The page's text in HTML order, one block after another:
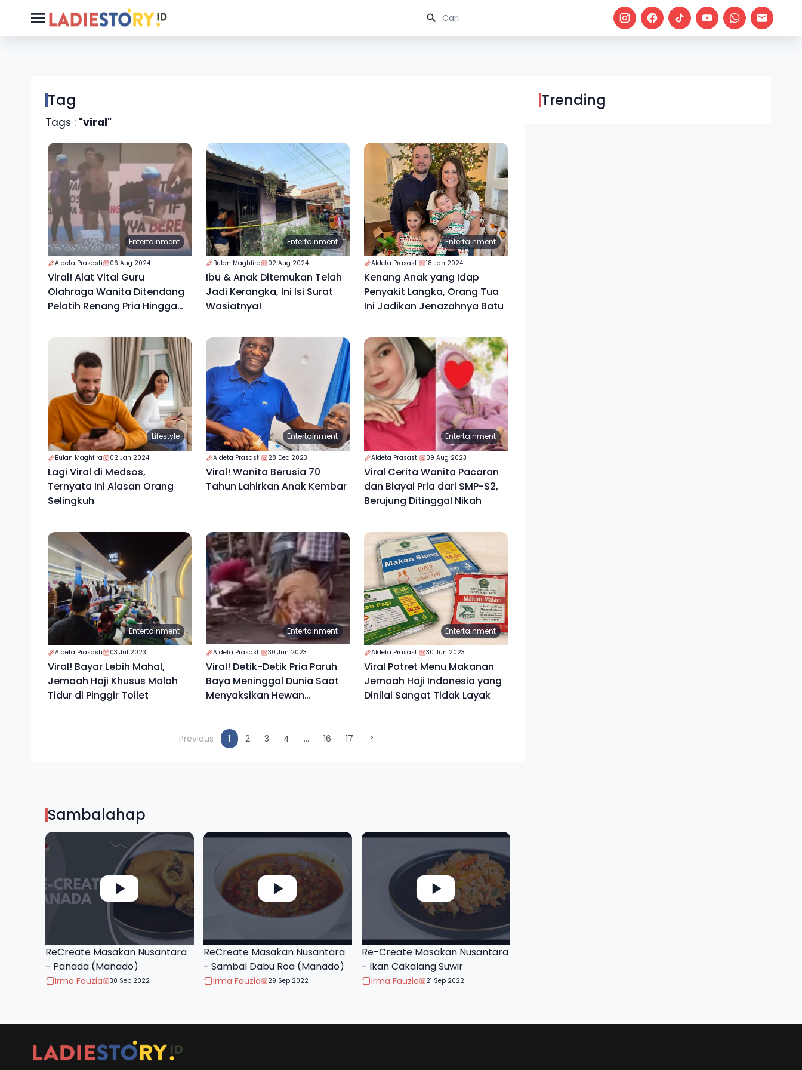
Tag
Tags : "viral"
Entertainment
Aldeta Prasasti 06 Aug 2024
Viral! Alat Vital Guru
Olahraga Wanita Ditendang
Pelatih Renang Pria Hingga
Entertainment
Bulan Maghfira 02 Aug 2024
Ibu & Anak Ditemukan Telah
Jadi Kerangka, Ini Isi Surat
Wasiatnya!
Entertainment
Aldeta Prasasti 18 Jan 2024
Kenang Anak yang Idap
Penyakit Langka, Orang Tua
Ini Jadikan Jenazahnya Batu
Lifestyle
Bulan Maghfira 02 Jan 2024
Lagi Viral di Medsos,
Ternyata Ini Alasan Orang
Selingkuh
Entertainment
Aldeta Prasasti 28 Dec 2023
Viral! Wanita Berusia 70
Tahun Lahirkan Anak Kembar
Entertainment
Aldeta Prasasti 09 Aug 2023
Viral Cerita Wanita Pacaran
dan Biayai Pria dari SMP-S2,
Berujung Ditinggal Nikah
Entertainment
Aldeta Prasasti 03 Jul 2023
Viral! Bayar Lebih Mahal,
Jemaah Haji Khusus Malah
Tidur di Pinggir Toilet
Entertainment
Aldeta Prasasti 30 Jun 2023
Viral! Detik-Detik Pria Paruh
Baya Meninggal Dunia Saat
Menyaksikan Hewan
Entertainment
Aldeta Prasasti 30 Jun 2023
Viral Potret Menu Makanan
Jemaah Haji Indonesia yang
Dinilai Sangat Tidak Layak
Previous 1 (current)
2 3 4 ... 16 17
Trending
Sambalahap
ReCreate Masakan Nusantara
- Panada (Manado)
Irma Fauzia 30 Sep 2022
ReCreate Masakan Nusantara
- Sambal Dabu Roa (Manado)
Irma Fauzia 29 Sep 2022
Re-Create Masakan Nusantara
- Ikan Cakalang Suwir
Irma Fauzia 21 Sep 2022